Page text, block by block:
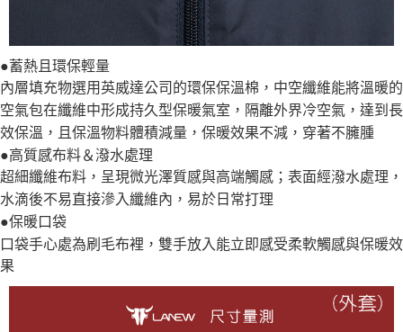
●蓄熱且環保輕量
內層填充物選用英威達公司的環保保溫棉，中空纖維能將溫暖的
空氣包在纖維中形成持久型保暖氣室，隔離外界冷空氣，達到長
效保溫，且保溫物料體積減量，保暖效果不減，穿著不臃腫
●高質感布料＆潑水處理
超細纖維布料，呈現微光澤質感與高端觸感；表面經潑水處理，
水滴後不易直接滲入纖維內，易於日常打理
●保暖口袋
口袋手心處為刷毛布裡，雙手放入能立即感受柔軟觸感與保暖效
果